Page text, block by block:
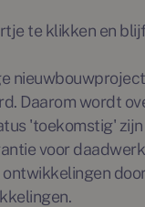
te klikken en
Daarom wordt
'toekomstig'
voor